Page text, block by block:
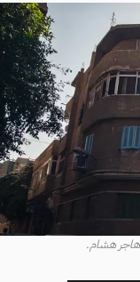
هاجر هشام.